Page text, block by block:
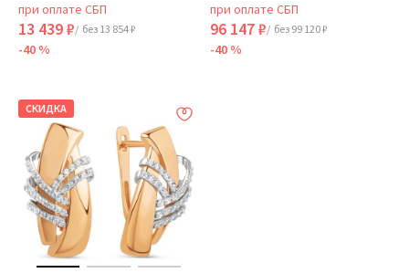
при оплате СБП
13 439 ₽/ без 13 854 ₽
-40 %
при оплате СБП
96 147 ₽/ без 99 120 ₽
-40 %
СКИДКА